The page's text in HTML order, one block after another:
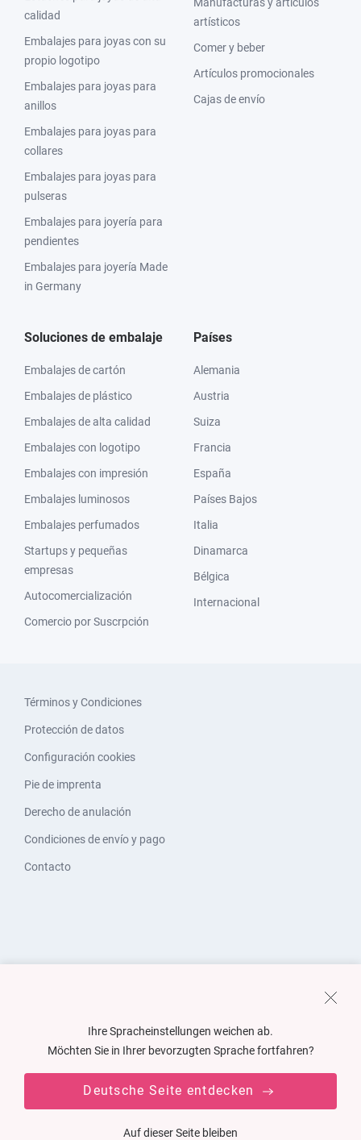
calidad
Embalajes para joyas con su
propio logotipo
Embalajes para joyas para
anillos
Embalajes para joyas para
collares
Embalajes para joyas para
pulseras
Embalajes para joyería para
pendientes
Embalajes para joyería Made
in Germany
artísticos
Comer y beber
Artículos promocionales
Cajas de envío
Soluciones de embalaje
Embalajes de cartón
Embalajes de plástico
Embalajes de alta calidad
Embalajes con logotipo
Embalajes con impresión
Embalajes luminosos
Embalajes perfumados
Startups y pequeñas
empresas
Autocomercialización
Comercio por Suscrpción
Países
Alemania
Austria
Suiza
Francia
España
Países Bajos
Italia
Dinamarca
Bélgica
Internacional
Términos y Condiciones
Protección de datos
Configuración cookies
Pie de imprenta
Derecho de anulación
Condiciones de envío y pago
Contacto
Ihre Spracheinstellungen weichen ab.
Möchten Sie in Ihrer bevorzugten Sprache fortfahren?
Deutsche Seite entdecken
Auf dieser Seite bleiben